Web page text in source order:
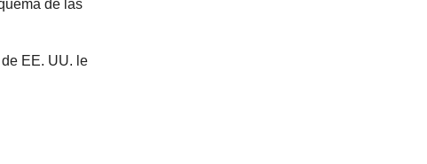
de las
EE. UU. le